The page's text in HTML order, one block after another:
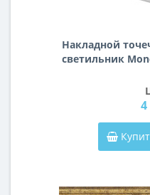
Накладной
cветильник
4